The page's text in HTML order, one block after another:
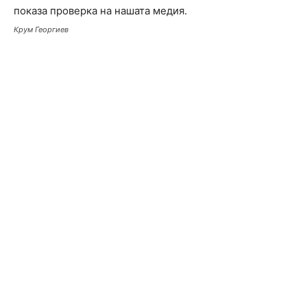
показа проверка на нашата медия.
Крум Георгиев